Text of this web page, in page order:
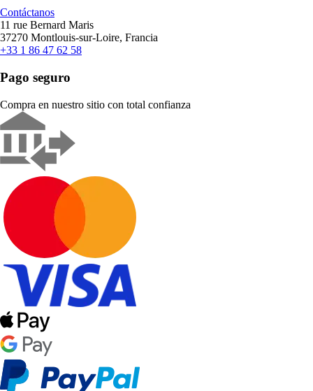
Contáctanos
11 rue Bernard Maris
37270 Montlouis-sur-Loire, Francia
+33 1 86 47 62 58
Pago seguro
Compra en nuestro sitio con total confianza